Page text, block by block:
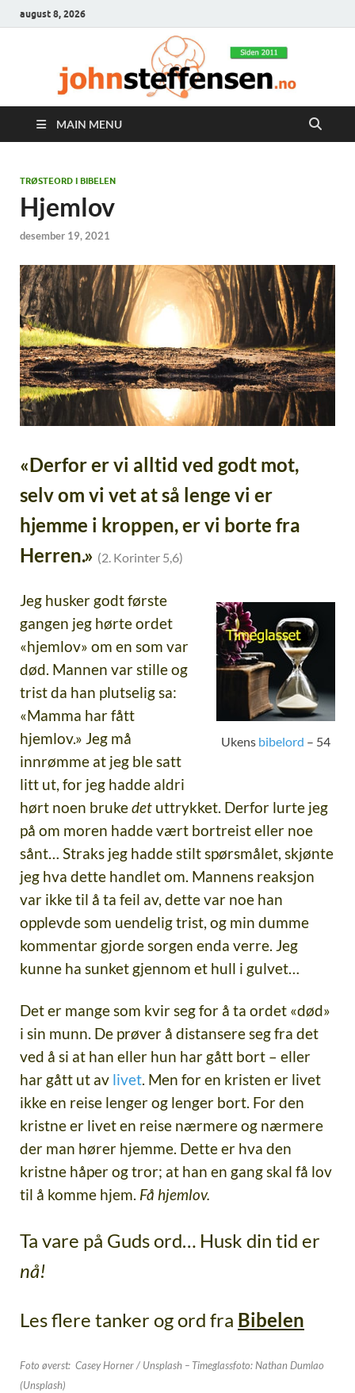
august 8, 2026
MAIN MENU
TRØSTEORD I BIBELEN
Hjemlov
desember 19, 2021
«Derfor er vi alltid ved godt mot,
selv om vi vet at så lenge vi er
hjemme i kroppen, er vi borte fra
Herren.» (2. Korinter 5,6)
Ukens bibelord – 54
Jeg husker godt første
gangen jeg hørte ordet
«hjemlov» om en som var
død. Mannen var stille og
trist da han plutselig sa:
«Mamma har fått
hjemlov.» Jeg må
innrømme at jeg ble satt
litt ut, for jeg hadde aldri
hørt noen brukedet uttrykket. Derfor lurte jeg
på om moren hadde vært bortreist eller noe
sånt… Straks jeg hadde stilt spørsmålet, skjønte
jeg hva dette handlet om. Mannens reaksjon
var ikke til å ta feil av, dette var noe han
opplevde som uendelig trist, og min dumme
kommentar gjorde sorgen enda verre. Jeg
kunne ha sunket gjennom et hull i gulvet…
Det er mange som kvir seg for å ta ordet «død»
i sin munn. De prøver å distansere seg fra det
ved å si at han eller hun har gått bort – eller
har gått ut av livet. Men for en kristen er livet
ikke en reise lenger og lenger bort. For den
kristne er livet en reise nærmere og nærmere
der man hører hjemme. Dette er hva den
kristne håper og tror; at han en gang skal få lov
til å komme hjem. Få hjemlov.
Ta vare på Guds ord… Husk din tid er
nå!
Les flere tanker og ord fra Bibelen
Foto øverst: Casey Horner / Unsplash – Timeglassfoto: Nathan Dumlao
(Unsplash)